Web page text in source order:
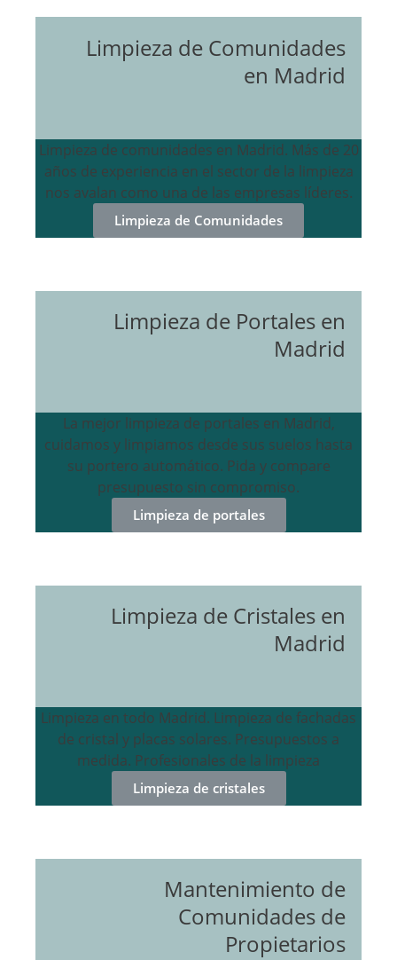
Limpieza de Comunidades
en Madrid
Limpieza de comunidades en Madrid. Más de 20
años de experiencia en el sector de la limpieza
nos avalan como una de las empresas líderes.
Limpieza de Comunidades
Limpieza de Portales en
Madrid
La mejor limpieza de portales en Madrid,
cuidamos y limpiamos desde sus suelos hasta
su portero automático. Pida y compare
presupuesto sin compromiso.
Limpieza de portales
Limpieza de Cristales en
Madrid
Limpieza en todo Madrid. Limpieza de fachadas
de cristal y placas solares. Presupuestos a
medida. Profesionales de la limpieza
Limpieza de cristales
Mantenimiento de
Comunidades de
Propietarios